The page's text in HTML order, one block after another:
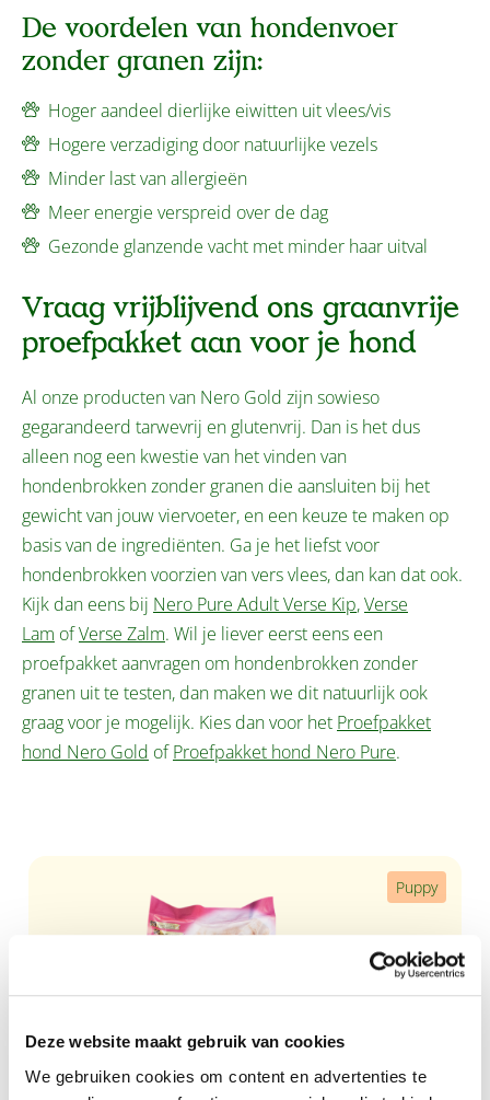
Deze website maakt gebruik van cookies
We gebruiken cookies om content en advertenties te
De voordelen van hondenvoer
zonder granen zijn:
Hoger aandeel dierlijke eiwitten uit vlees/vis
Hogere verzadiging door natuurlijke vezels
Minder last van allergieën
Meer energie verspreid over de dag
Gezonde glanzende vacht met minder haar uitval
Vraag vrijblijvend ons graanvrije
proefpakket aan voor je hond
Al onze producten van Nero Gold zijn sowieso
gegarandeerd tarwevrij en glutenvrij. Dan is het dus
alleen nog een kwestie van het vinden van
hondenbrokken zonder granen die aansluiten bij het
gewicht van jouw viervoeter, en een keuze te maken op
basis van de ingrediënten. Ga je het liefst voor
hondenbrokken voorzien van vers vlees, dan kan dat ook.
Kijk dan eens bij Nero Pure Adult Verse Kip,Verse
Lam ofVerse Zalm. Wil je liever eerst eens een
proefpakket aanvragen om hondenbrokken zonder
granen uit te testen, dan maken we dit natuurlijk ook
graag voor je mogelijk. Kies dan voor het Proefpakket
hond Nero Gold ofProefpakket hond Nero Pure.
Puppy